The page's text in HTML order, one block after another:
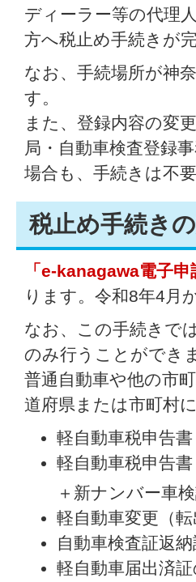
ディーラー等の代理
方へ税止め手続きが
なお、手続場所が神
す。
また、登録内容の変
局・自動車検査登録
場合も、手続きは不要
税止め手続き
「e-kanagawa電子申
ります。令和8年4月
なお、この手続きで
のみ行うことができ
普通自動車や他の市
道府県または市町村
軽自動車税申告
軽自動車税申告
＋新ナンバー車
軽自動車変更（
自動車検査証返
軽自動車届出済